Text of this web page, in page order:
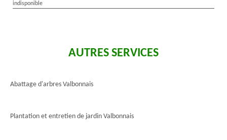
indisponible
AUTRES SERVICES
Abattage d'arbres Valbonnais
Plantation et entretien de jardin Valbonnais